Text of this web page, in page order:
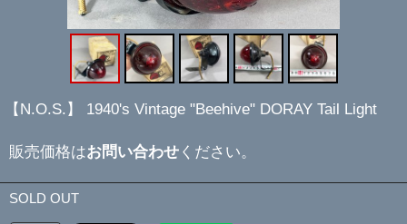
【N.O.S.】 1940's Vintage "Beehive" DORAY Tail Light
販売価格はお問い合わせ ください。
SOLD OUT